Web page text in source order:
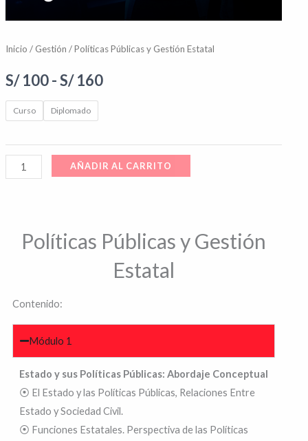
Inicio / Gestión / Políticas Públicas y Gestión Estatal
S/100-S/160
Curso Diplomado
AÑADIR AL CARRITO
Políticas Públicas y Gestión
Estatal
Contenido:
Módulo 1
Estado y sus Políticas Públicas: Abordaje Conceptual
⦿ El Estado y las Políticas Públicas, Relaciones Entre
Estado y Sociedad Civil.
⦿ Funciones Estatales. Perspectiva de las Políticas